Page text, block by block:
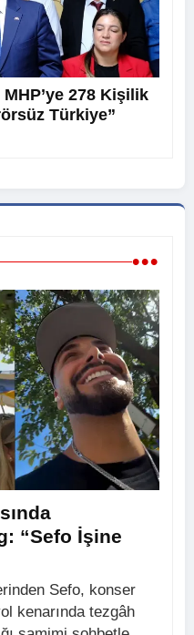
278 Kişilik
Türkiye”
•••
“Sefo İşine
Sefo, konser
kenarında tezgâh